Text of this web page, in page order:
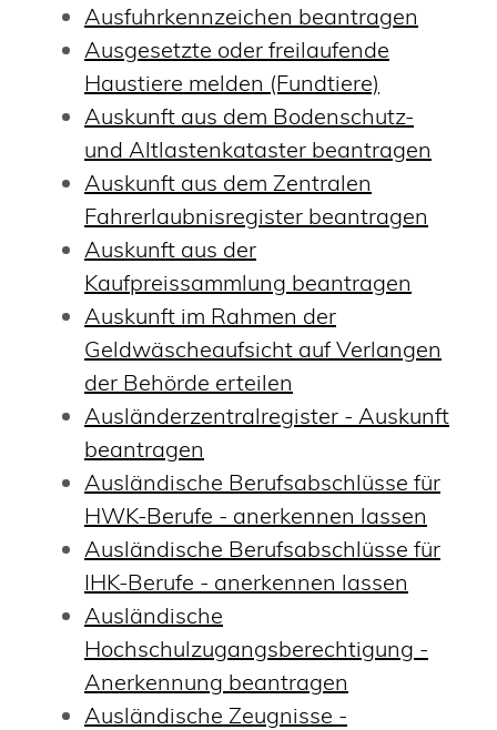
Ausfuhrkennzeichen beantragen
Ausgesetzte oder freilaufende
Haustiere melden (Fundtiere)
Auskunft aus dem Bodenschutz-
und Altlastenkataster beantragen
Auskunft aus dem Zentralen
Fahrerlaubnisregister beantragen
Auskunft aus der
Kaufpreissammlung beantragen
Auskunft im Rahmen der
Geldwäscheaufsicht auf Verlangen
der Behörde erteilen
Ausländerzentralregister - Auskunft
beantragen
Ausländische Berufsabschlüsse für
HWK-Berufe - anerkennen lassen
Ausländische Berufsabschlüsse für
IHK-Berufe - anerkennen lassen
Ausländische
Hochschulzugangsberechtigung -
Anerkennung beantragen
Ausländische Zeugnisse -